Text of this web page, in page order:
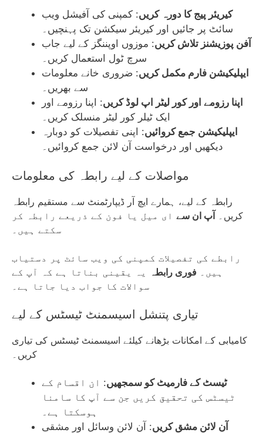
کیریئر پیج کا دورہ کریں: کمپنی کی آفیشل ویب
سائٹ پر جائیں اور کیریئر سیکشن تک پہنچیں۔
آفن پوزیشنز تلاش کریں: موزوں اوپننگز کے لیے جاب
سرچ ٹول استعمال کریں۔
ایپلیکیشن فارم مکمل کریں: ضروری خانے معلومات
سے بھریں۔
اپنا رزومے اور کور لیٹر اپ لوڈ کریں: اپنا رزومے اور
ایک ٹیلر کور لیٹر منسلک کریں۔
ایپلیکیشن جمع کروائیں: اپنی تفصیلات کو دوبارہ
دیکھیں اور درخواست آن لائن جمع کروائیں۔
مواصلات کے لیے رابطہ کی معلومات
رابطہ کے لیے، ہمارے ایچ آر ڈیپارٹمنٹ سے مستقیم رابطہ
کریں۔ آپ ان سے ای میل یا فون کے ذریعے رابطہ کر
رابطے کی تفصیلات کمپنی کی ویب سائٹ پر دستیاب
ہیں۔ فوری رابطہ
یہ یقینی بناتا ہے کہ آپ کے
سوالات کا جواب دیا جاتا ہے۔
تیاری پتنشل اسیسمنٹ ٹیسٹس کے لیے
کامیابی کے امکانات بڑھانے کیلئے اسیسمنٹ ٹیسٹس کی تیاری
کریں۔
ٹیسٹ کے فارمیٹ کو سمجھیں: ان اقسام کے
ٹیسٹس کی تحقیق کریں جن سے آپ کا سامنا
ہوسکتا ہے۔
آن لائن مشق کریں: آن لائن وسائل اور مشقی